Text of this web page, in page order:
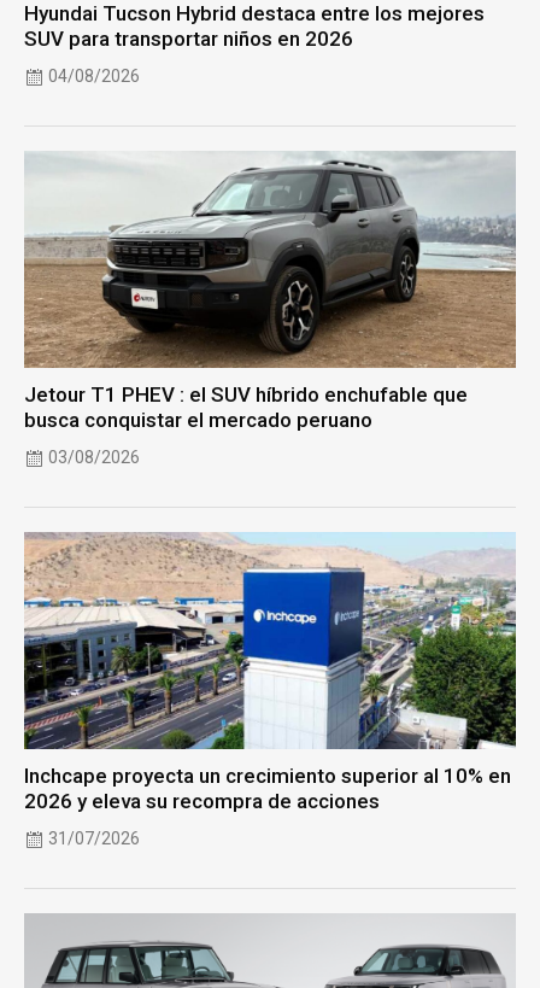
Hyundai Tucson Hybrid destaca entre los mejores
SUV para transportar niños en 2026
04/08/2026
Jetour T1 PHEV : el SUV híbrido enchufable que
busca conquistar el mercado peruano
03/08/2026
Inchcape proyecta un crecimiento superior al 10% en
2026 y eleva su recompra de acciones
31/07/2026